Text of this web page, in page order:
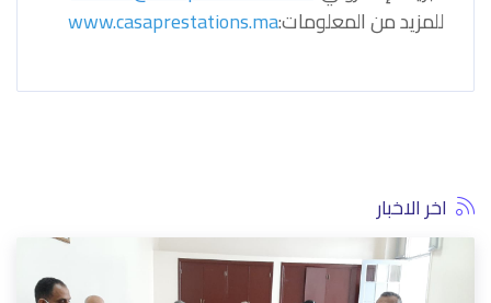
للمزيد من المعلومات:www.casaprestations.ma
اخر الاخبار